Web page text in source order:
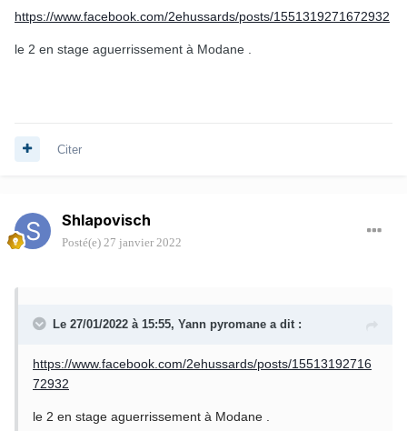
https://www.facebook.com/2ehussards/posts/1551319271672932
le 2 en stage aguerrissement à Modane .
Citer
Shlapovisch
Posté(e) 27 janvier 2022
Le 27/01/2022 à 15:55, Yann pyromane a dit :
https://www.facebook.com/2ehussards/posts/15513192716
72932
le 2 en stage aguerrissement à Modane .